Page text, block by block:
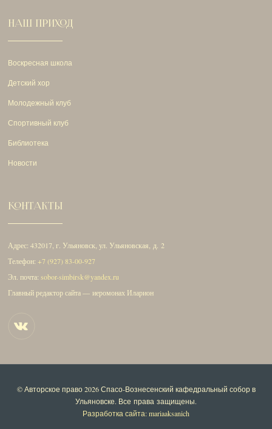
НАШ ПРИХОД
Воскресная школа
Детский хор
Молодежный клуб
Спортивный клуб
Библиотека
Новости
КОНТАКТЫ
Адрес: 432017, г. Ульяновск, ул. Ульяновская, д. 2
Телефон:+7 (927) 83-00-927
Эл. почта: sobor-simbirsk@yandex.ru
Главный редактор сайта — иеромонах Иларион
© Авторское право 2026Спасо-Вознесенский кафедральный собор в
Ульяновске. Все права защищены.
Разработка сайта: mariaaksanich